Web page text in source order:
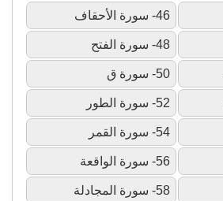
46- سورة الأحقاف
48- سورة الفتح
50- سورة ق
52- سورة الطور
54- سورة القمر
56- سورة الواقعة
58- سورة المجادلة